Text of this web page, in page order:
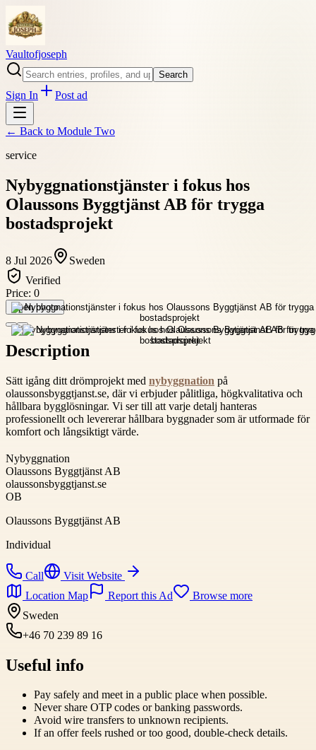
Vaultofjoseph
Search
Sign In Post ad
← Back to Module Two
service
Nybyggnationstjänster i fokus hos
Olaussons Byggtjänst AB för trygga
bostadsprojekt
8 Jul 2026
Sweden
Verified
Price: 0
Open photo
Description
Sätt igång ditt drömprojekt med nybyggnation på
olaussonsbyggtjanst.se, där vi erbjuder pålitliga, högkvalitativa och
hållbara bygglösningar. Vi ser till att varje detalj hanteras
professionellt och levererar hållbara byggnader som är utformade för
komfort och långsiktigt värde.
Nybyggnation
Olaussons Byggtjänst AB
olaussonsbyggtjanst.se
OB
Olaussons Byggtjänst AB
Individual
Call
Visit Website
Location Map
Report this Ad
Browse more
Sweden
+46 70 239 89 16
Useful info
Pay safely and meet in a public place when possible.
Never share OTP codes or banking passwords.
Avoid wire transfers to unknown recipients.
If an offer feels rushed or too good, double-check details.